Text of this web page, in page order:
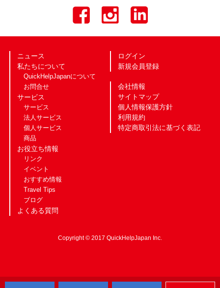
ニュース
私たちについて
QuickHelpJapanについて
お問合せ
サービス
サービス
法人サービス
個人サービス
商品
お役立ち情報
リンク
イベント
おすすめ情報
Travel Tips
ブログ
よくある質問
ログイン
新規会員登録
会社情報
サイトマップ
個人情報保護方針
利用規約
特定商取引法に基づく表記
Copyright © 2017 QuickHelpJapan Inc.